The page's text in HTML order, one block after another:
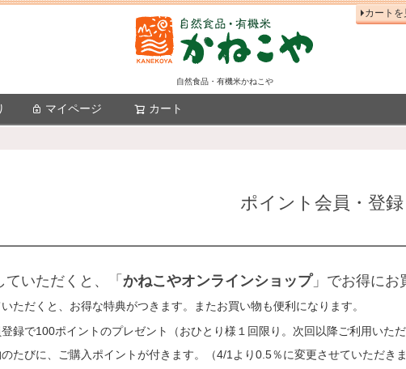
自然食品・有機米かねこや
カートを
マイページ カート
ポイント会員・登録
ていただくと、「 かねこやオンラインショップ」でお得にお
ただくと、お得な特典がつきます。またお買い物も便利になります。
録で100ポイントのプレゼント（おひとり様１回限り。次回以降ご利用いただ
たびに、ご購入ポイントが付きます。（4/1より0.5％に変更させていただきま